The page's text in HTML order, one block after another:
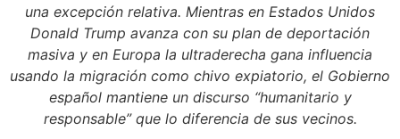
una excepción relativa. Mientras en Estados Unidos
Donald Trump avanza con su plan de deportación
masiva y en Europa la ultraderecha gana influencia
usando la migración como chivo expiatorio, el Gobierno
español mantiene un discurso “humanitario y
responsable” que lo diferencia de sus vecinos.